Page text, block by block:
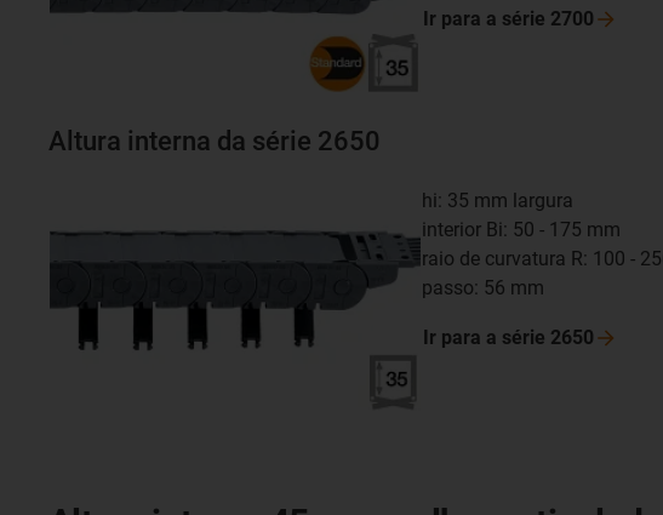
Ir para a série 2700
Altura interna da série 2650
hi: 35 mm largura
interior Bi: 50 - 175 mm
raio de curvatura R: 100 -
passo: 56 mm
Ir para a série 2650